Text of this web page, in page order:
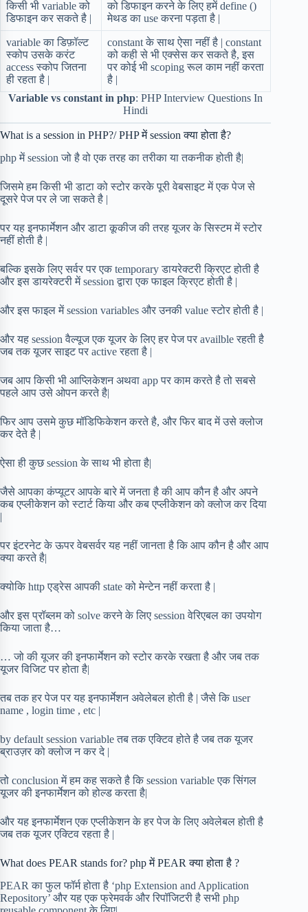
किसी भी variable को
डिफाइन कर सकते है |
को डिफाइन करने के लिए हमें define ()
मेथड का use करना पड़ता है |
variable का डिफ़ॉल्ट
स्कोप उसके करंट
access स्कोप जितना
ही रहता है |
constant के साथ ऐसा नहीं है | constant
को कही से भी एक्सेस कर सकते है, इस
पर कोई भी scoping रूल काम नहीं करता
है |
Variable vs constant in php: PHP Interview Questions In
Hindi
What is a session in PHP?/ PHP में session क्या होता है?
php में session जो है वो एक तरह का तरीका या तकनीक होती है|
जिसमे हम किसी भी डाटा को स्टोर करके पूरी वेबसाइट में एक पेज से
दूसरे पेज पर ले जा सकते है |
पर यह इनफार्मेशन और डाटा कूकीज की तरह यूजर के सिस्टम में स्टोर
नहीं होती है |
बल्कि इसके लिए सर्वर पर एक temporary डायरेक्टरी क्रिएट होती है
और इस डायरेक्टरी में session द्वारा एक फाइल क्रिएट होती है |
और इस फाइल में session variables और उनकी value स्टोर होती है |
और यह session वैल्यूज एक यूजर के लिए हर पेज पर availble रहती है
जब तक यूजर साइट पर active रहता है |
जब आप किसी भी आप्लिकेशन अथवा app पर काम करते है तो सबसे
पहले आप उसे ओपन करते है|
फिर आप उसमे कुछ मॉडिफिकेशन करते है, और फिर बाद में उसे क्लोज
कर देते है |
ऐसा ही कुछ session के साथ भी होता है|
जैसे आपका कंप्यूटर आपके बारे में जनता है की आप कौन है और अपने
कब एप्लीकेशन को स्टार्ट किया और कब एप्लीकेशन को क्लोज कर दिया
|
पर इंटरनेट के ऊपर वेबसर्वर यह नहीं जानता है कि आप कौन है और आप
क्या करते है|
क्योकि http एड्रेस आपकी state को मेन्टेन नहीं करता है |
और इस प्रॉब्लम को solve करने के लिए session वेरिएबल का उपयोग
किया जाता है…
… जो की यूजर की इनफार्मेशन को स्टोर करके रखता है और जब तक
यूजर विजिट पर होता है|
तब तक हर पेज पर यह इनफार्मेशन अवेलेबल होती है | जैसे कि user
name , login time , etc |
by default session variable तब तक एक्टिव होते है जब तक यूजर
ब्राउज़र को क्लोज न कर दे |
तो conclusion में हम कह सकते है कि session variable एक सिंगल
यूजर की इनफार्मेशन को होल्ड करता है|
और यह इनफार्मेशन एक एप्लीकेशन के हर पेज के लिए अवेलेबल होती है
जब तक यूजर एक्टिव रहता है |
What does PEAR stands for? php में PEAR क्या होता है ?
PEAR का फुल फॉर्म होता है ‘php Extension and Application
Repository’ और यह एक फ्रेमवर्क और रिपॉजिटरी है सभी php